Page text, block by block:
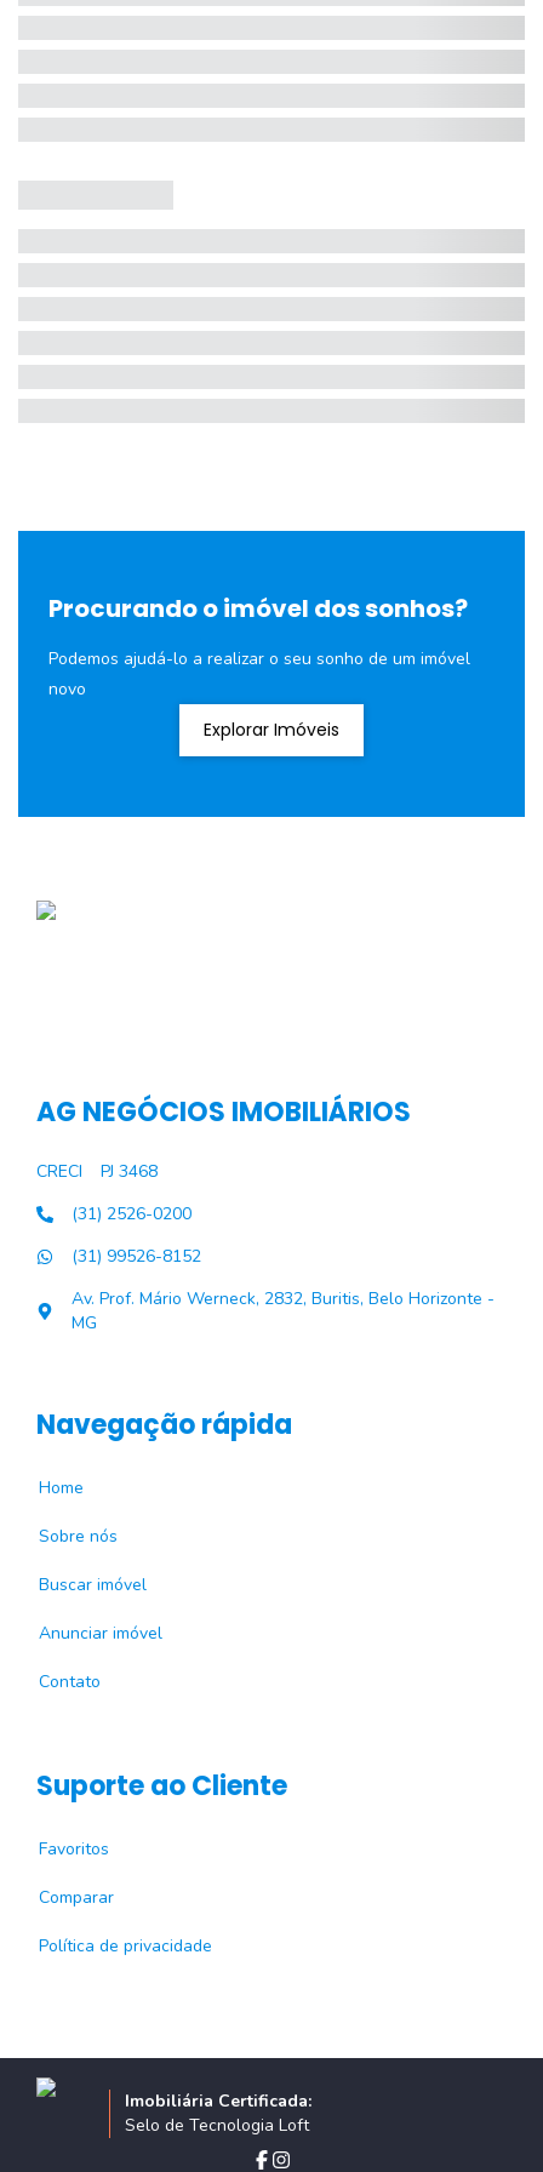
Procurando o imóvel dos sonhos?
Podemos ajudá-lo a realizar o seu sonho de um imóvel
novo
Explorar Imóveis
AG NEGÓCIOS IMOBILIÁRIOS
CRECI
PJ 3468
(31) 2526-0200
(31) 99526-8152
Av. Prof. Mário Werneck, 2832, Buritis, Belo Horizonte -
MG
Navegação rápida
Home
Sobre nós
Buscar imóvel
Anunciar imóvel
Contato
Suporte ao Cliente
Favoritos
Comparar
Política de privacidade
Imobiliária Certificada:
Selo de Tecnologia Loft